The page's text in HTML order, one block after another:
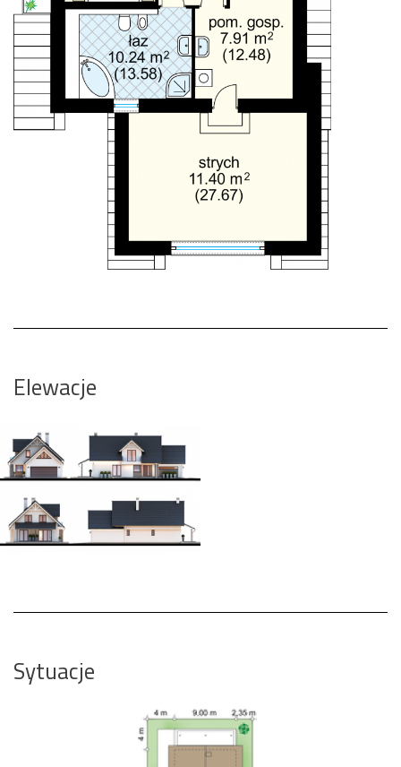
Elewacje
Sytuacje